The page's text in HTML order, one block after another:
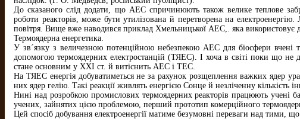
До сказаного слід додати, що АЕС спричинюють також велике теплове
роботи реакторів, може бути утилізована й перетворена на
повітря. Вище вже наводився приклад Хмельницької АЕС,. яка використовує
Термоядерна енергетика.
У зв´язку з величезною потенційною небезпекою АЕС для біосфери вчені
допомогою термоядерних електростанцій (ТЯЕС). І хоча в світі поки що не
стане основним у XXI ст. й витіснить АЕС і ТЕС.
На ТЯЕС енергія добуватиметься не за рахунок розщеплення важких ядер
них ядер гелію. Такі реакції живлять енергією Сонце й незліченну кількість
Нині над розробкою промислових термоядерних реакторів працюють учені
учених, зайнятих цією проблемою, перший прототип комерційного
Цей спосіб добування електроенергії матиме безумовні переваги над тими,